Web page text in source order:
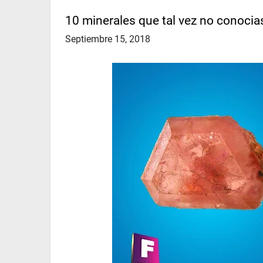
10 minerales que tal vez no
Septiembre 15, 2018